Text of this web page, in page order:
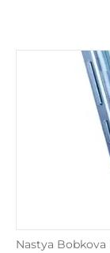
Nastya Bobkova